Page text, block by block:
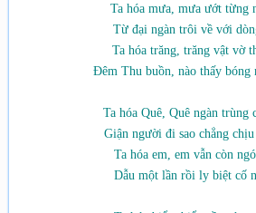
Ta hóa mưa, mưa ướt từng
Từ đại ngàn trôi về với
Ta hóa trăng, trăng vật vờ
Đêm Thu buồn, nào thấy bóng
Ta hóa Quê, Quê ngàn trùng
Giận người đi sao chẳng chịu
Ta hóa em, em vẫn còn
Dẫu một lần rồi ly biệt cố